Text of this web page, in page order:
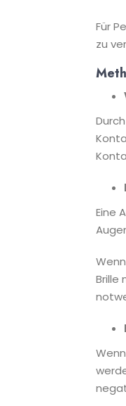
Für
zu
Eine
Brille